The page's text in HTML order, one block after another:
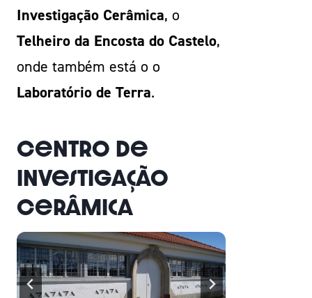
Investigação Cerâmica, o
Telheiro da Encosta do Castelo,
onde também está o o
Laboratório de Terra.
Centro de
Investigação
Cerâmica